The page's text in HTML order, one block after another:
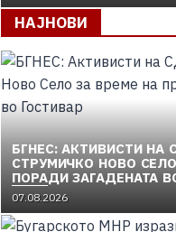
НАЈНОВИ
БГНЕС: AКТИВИСТИ
СТРУМИЧКО НОВО
ПОРАДИ ЗАГАДЕНАТА
07.08.2026